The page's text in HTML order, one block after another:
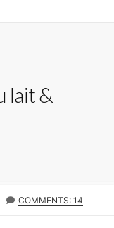
lait &
COMMENTS: 14